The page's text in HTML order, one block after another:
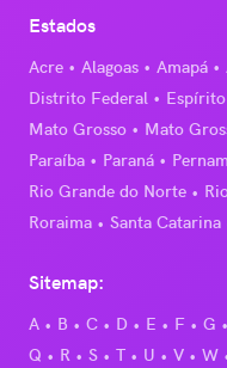
Estados
Acre Alagoas Amapá
Distrito Federal
Mato Grosso
Mato
Paraíba
Paraná
Rio Grande do Norte
Roraima
Santa Catarina
Sitemap:
A B C D E F G
Q
R S T U V W